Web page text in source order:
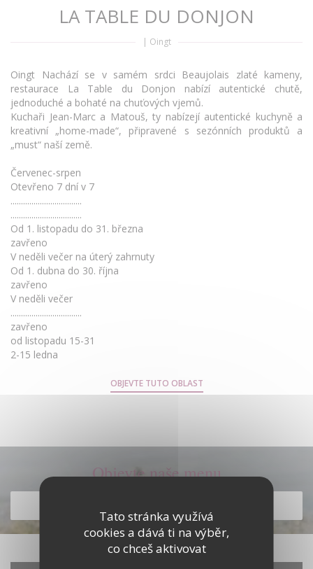
Tato stránka využívá
cookies a dává ti na výběr,
co chceš aktivovat
LA TABLE DU DONJON
| Oingt
Oingt Nachází se v samém srdci Beaujolais zlaté kameny,
restaurace La Table du Donjon nabízí autentické chutě,
jednoduché a bohaté na chuťových vjemů.
Kuchaři Jean-Marc a Matouš, ty nabízejí autentické kuchyně a
kreativní „home-made“, připravené s sezónních produktů a
„must“ naší země.
Červenec-srpen
Otevřeno 7 dní v 7
..................................
..................................
Od 1. listopadu do 31. března
zavřeno
V neděli večer na úterý zahrnuty
Od 1. dubna do 30. října
zavřeno
V neděli večer
..................................
zavřeno
od listopadu 15-31
2-15 ledna
OBJEVTE TUTO OBLAST
Objevte naše menu